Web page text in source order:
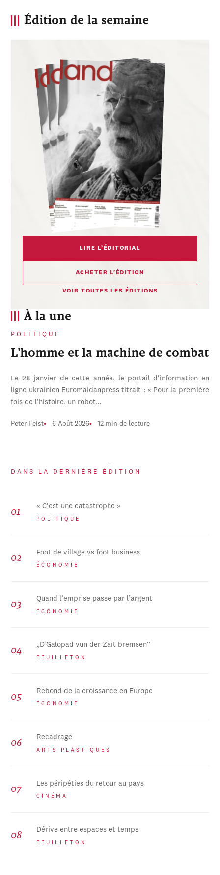
À la une
POLITIQUE
L'homme et la machine de combat
Le 28 janvier de cette année, le portail d'information en
ligne ukrainien Euromaidanpress titrait : « Pour la première
fois de l'histoire, un robot…
Peter Feist 6 Août 2026 12 min de lecture
DANS LA DERNIÈRE ÉDITION
« C'est une catastrophe »
POLITIQUE
Foot de village vs foot business
ÉCONOMIE
Quand l’emprise passe par l’argent
ÉCONOMIE
„D’Galopad vun der Zäit bremsen“
FEUILLETON
Rebond de la croissance en Europe
ÉCONOMIE
Recadrage
ARTS PLASTIQUES
Les péripéties du retour au pays
CINÉMA
Dérive entre espaces et temps
FEUILLETON
Édition de la semaine
LIRE L’ÉDITORIAL
ACHETER L’ÉDITION
VOIR TOUTES LES ÉDITIONS